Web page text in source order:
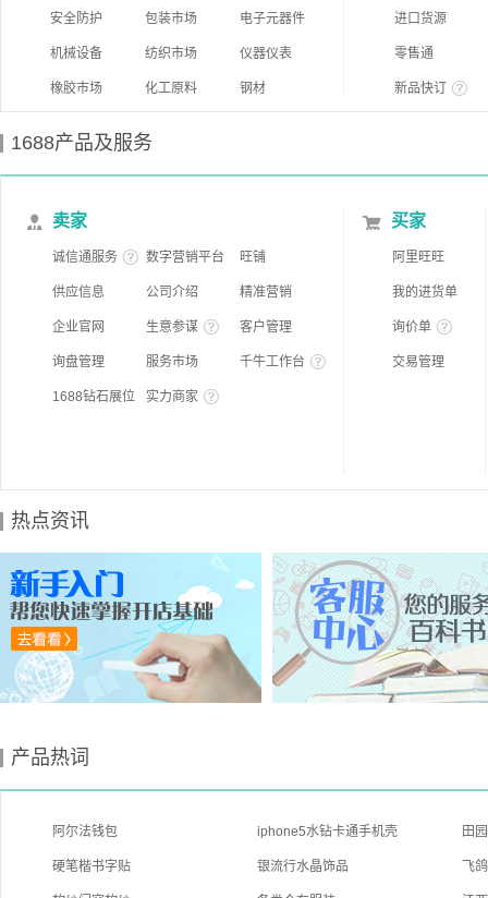
安全防护 包装市场 电子元器件
机械设备 纺织市场 仪器仪表
橡胶市场 化工原料 钢材
进口货源
零售通
新品快订
1688产品及服务
卖家
诚信通服务 数字营销平台 旺铺
供应信息 公司介绍 精准营销
企业官网 生意参谋 客户管理
询盘管理 服务市场 千牛工作台
1688钻石展位 实力商家
买家
阿里旺旺
我的进货单
询价单
交易管理
热点资讯
产品热词
阿尔法钱包 iphone5水钻卡通手机壳 田
硬笔楷书字贴 银流行水晶饰品 飞